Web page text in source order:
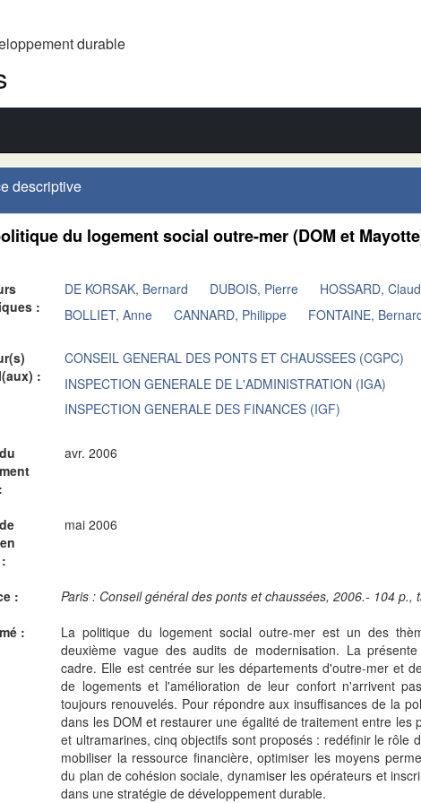
durable
descriptive
du logement social outre-mer (DOM et
:
DE KORSAK, Bernard DUBOIS, Pierre
HOSSARD,
BOLLIET, Anne
CANNARD, Philippe FONTAINE,
:
CONSEIL GENERAL DES PONTS ET CHAUSSEES (CGPC)
INSPECTION GENERALE DE L'ADMINISTRATION (IGA)
INSPECTION GENERALE DES FINANCES (IGF)
avr. 2006
mai 2006
:
Paris : Conseil général des ponts et chaussées, 2006.- 104 p.,
:
La politique du logement social outre-mer est un des
deuxième vague des audits de modernisation. La
cadre. Elle est centrée sur les départements d'outre-mer et
de logements et l'amélioration de leur confort n'arrivent
toujours renouvelés. Pour répondre aux insuffisances de la
dans les DOM et restaurer une égalité de traitement entre les
et ultramarines, cinq objectifs sont proposés : redéfinir le rôle
mobiliser la ressource financière, optimiser les moyens
du plan de cohésion sociale, dynamiser les opérateurs et
dans une stratégie de développement durable.